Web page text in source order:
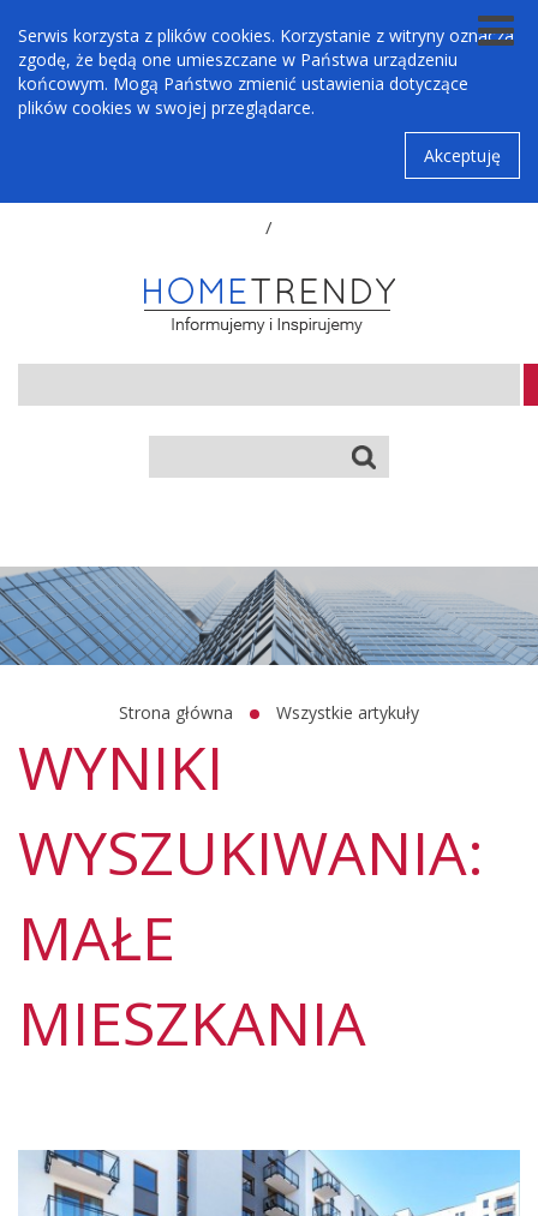
Serwis korzysta z plików cookies. Korzystanie z witryny oznacza
zgodę, że będą one umieszczane w Państwa urządzeniu
końcowym. Mogą Państwo zmienić ustawienia dotyczące
plików cookies w swojej przeglądarce.
Akceptuję
/
Strona główna Wszystkie artykuły
WYNIKI
WYSZUKIWANIA:
MAŁE
MIESZKANIA